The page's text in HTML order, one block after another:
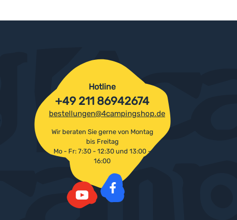
Hotline
+49 211 86942674
bestellungen@4campingshop.de
Wir beraten Sie gerne von Montag
bis Freitag
Mo - Fr: 7:30 - 12:30 und 13:00 -
16:00